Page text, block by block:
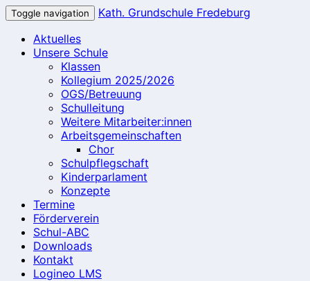
Toggle navigation
Kath. Grundschule Fredeburg
Aktuelles
Unsere Schule
Klassen
Kollegium 2025/2026
OGS/Betreuung
Schulleitung
Weitere Mitarbeiter:innen
Arbeitsgemeinschaften
Chor
Schulpflegschaft
Kinderparlament
Konzepte
Termine
Förderverein
Schul-ABC
Downloads
Kontakt
Logineo LMS